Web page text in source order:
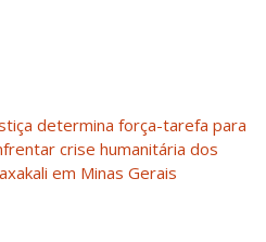
determina força-tarefa para
crise humanitária dos
em Minas Gerais